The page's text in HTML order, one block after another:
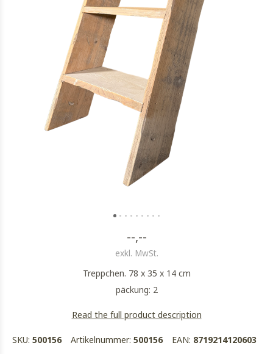
--,--
exkl. MwSt.
Treppchen. 78 x 35 x 14 cm
päckung: 2
Read the full product description
SKU: 500156 Artikelnummer: 500156 EAN: 8719214120603